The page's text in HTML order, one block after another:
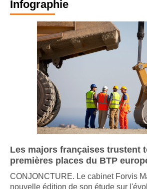
Infographie
Les majors françaises trustent
premières places du BTP
CONJONCTURE. Le cabinet Forvis